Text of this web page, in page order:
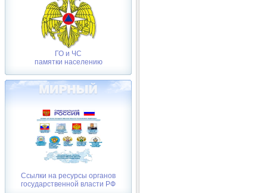
ГО и ЧС
памятки населению
Ссылки на ресурсы органов
государственной власти РФ